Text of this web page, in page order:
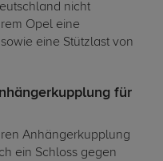
nicht
Opel eine
eine Stützlast von
für
Anhängerkupplung
ein Schloss gegen